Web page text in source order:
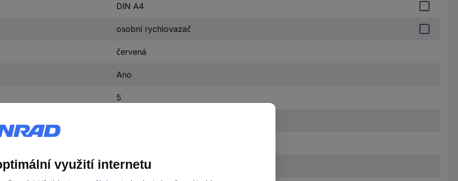
DIN A4
osobní rychlovazač
červená
Ano
5
plast